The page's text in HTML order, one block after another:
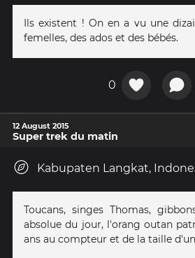
Ils existent ! On en a vu une
femelles, des ados et des bébés.
0
12 August 2015
Super trek du matin
Kabupaten Langkat,
Toucans, singes Thomas,
absolue du jour, l'orang outan
ans au compteur et de la taille